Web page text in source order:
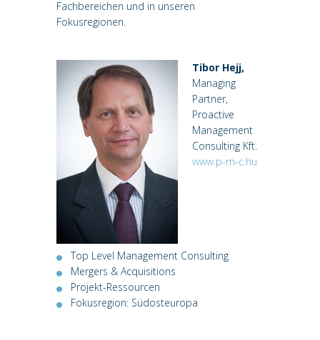
Fachbereichen und in unseren
Fokusregionen.
Tibor Hejj,
Managing
Partner,
Proactive
Management
Consulting Kft.
www.p-m-c.hu
Top Level Management Consulting
Mergers & Acquisitions
Projekt-Ressourcen
Fokusregion: Südosteuropa